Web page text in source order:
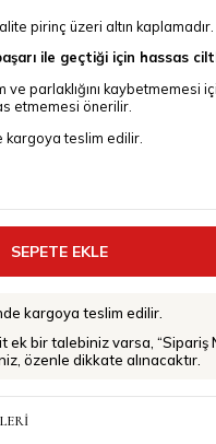
pirinç üzeri altın kaplamadır.
ile geçtiği için hassas
ve parlaklığını kaybetmemesi
etmemesi önerilir.
kargoya teslim edilir.
kargoya teslim edilir.
ek bir talebiniz varsa, “Sipariş
özenle dikkate alınacaktır.